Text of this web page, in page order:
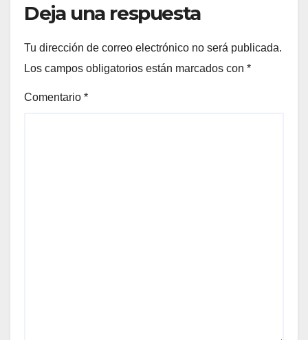
Deja una respuesta
Tu dirección de correo electrónico no será publicada.
Los campos obligatorios están marcados con *
Comentario *